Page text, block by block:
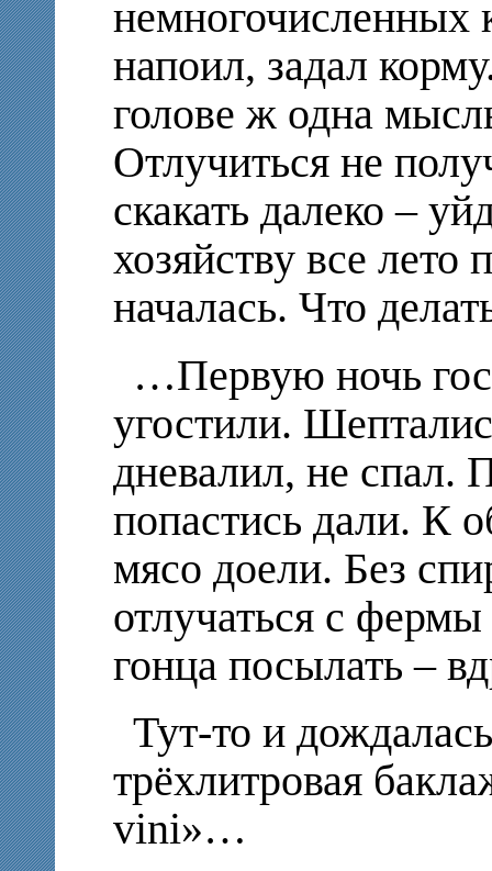
немногочисленных
напоил, задал
голове ж одна
Отлучиться не
скакать далеко –
хозяйству все лето
началась. Что
…Первую ночь
угостили.
дневалил, не спал.
попастись дали. К
мясо доели. Без
отлучаться с
гонца посылать –
Тут-то и
трёхлитровая
vini»…